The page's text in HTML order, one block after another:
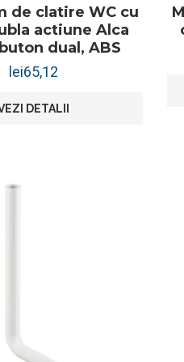
de clatire WC cu
actiune Alca
dual, ABS
lei65,12
DETALII